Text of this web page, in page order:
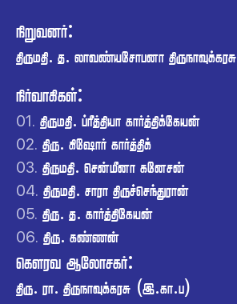
:
. .  
:
01. .  
02. .  
03. .  
04. .  
05. . . 
06. . 
 :
. .  (..)